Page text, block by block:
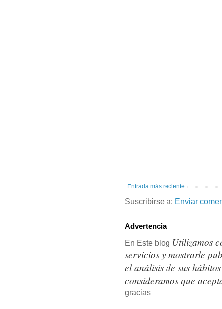
Entrada más reciente
Suscribirse a: Enviar
Advertencia
En Este blog Utilizamos
servicios y mostrarle
el análisis de sus
consideramos que
gracias